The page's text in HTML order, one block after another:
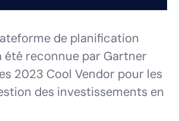
de planification
été reconnue par Gartner
2023 Cool Vendor pour les
des investissements en